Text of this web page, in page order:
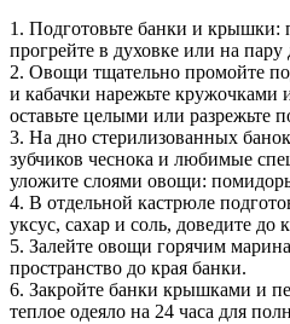
1. Подготовьте банки и крышки:
прогрейте в духовке или на пару
2. Овощи тщательно промойте
и кабачки нарежьте
оставьте целыми или разрежьте
3. На дно стерилизованных
зубчиков чеснока и любимые
уложите слоями овощи:
4. В отдельной кастрюле
уксус, сахар и соль, доведите до
5. Залейте овощи горячим
пространство до края банки.
6. Закройте банки крышками и
теплое одеяло на 24 часа для